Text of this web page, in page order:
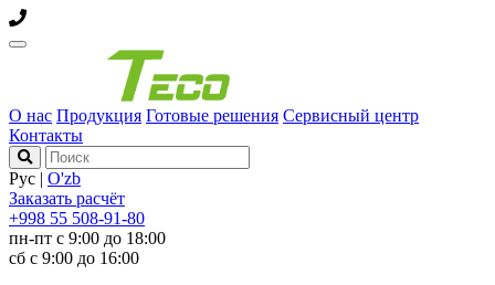
О нас Продукция Готовые решения Сервисный центр
Контакты
Рус | O'zb
Заказать расчёт
+998 55 508-91-80
пн-пт с 9:00 до 18:00
сб с 9:00 до 16:00